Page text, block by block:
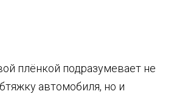
плёнкой подразумевает не
автомобиля, но и